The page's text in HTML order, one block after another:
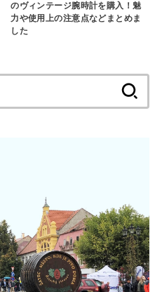
のヴィンテージ腕時計を購入！魅
力や使用上の注意点などまとめま
した
索: